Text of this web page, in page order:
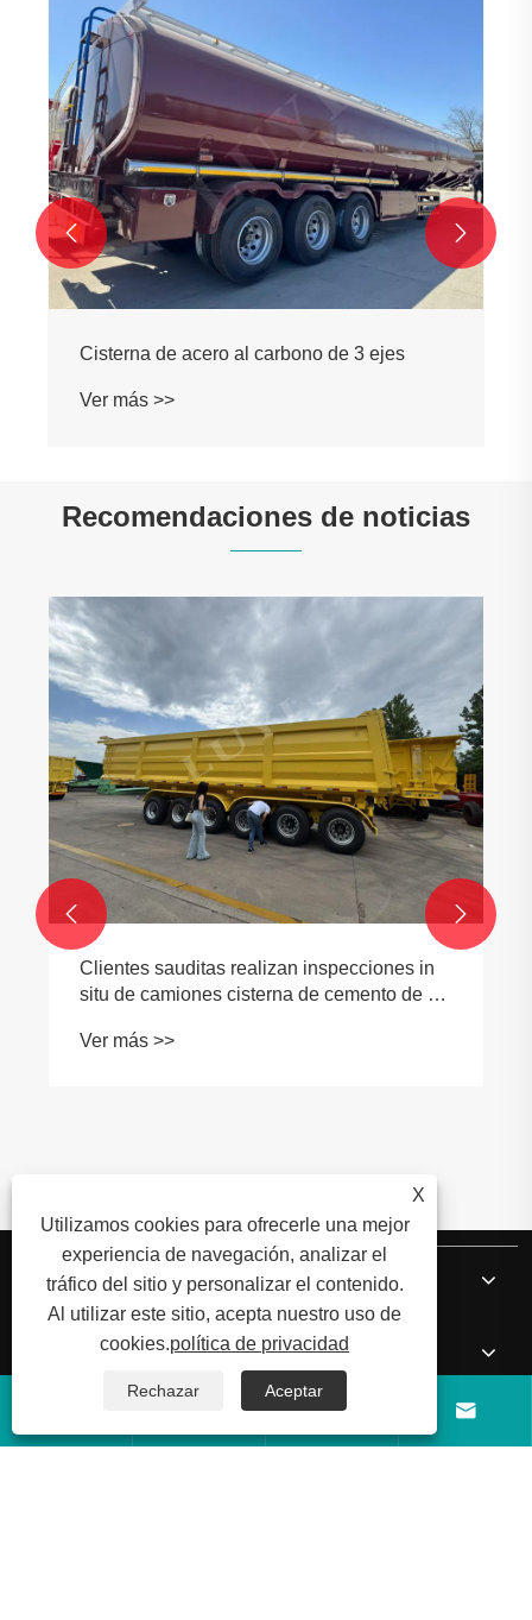
Cisterna de acero al carbono de 3 ejes
Ver más >>
 
Recomendaciones de noticias
Clientes sauditas realizan inspecciones in
situ de camiones cisterna de cemento de 30
un pedido de cooperación
Ver más >>
 
Sobre nosotros
Productos
 
X
Utilizamos cookies para ofrecerle una mejor
experiencia de navegación, analizar el
tráfico del sitio y personalizar el contenido.
Al utilizar este sitio, acepta nuestro uso de
cookies.política de privacidad
Rechazar Aceptar